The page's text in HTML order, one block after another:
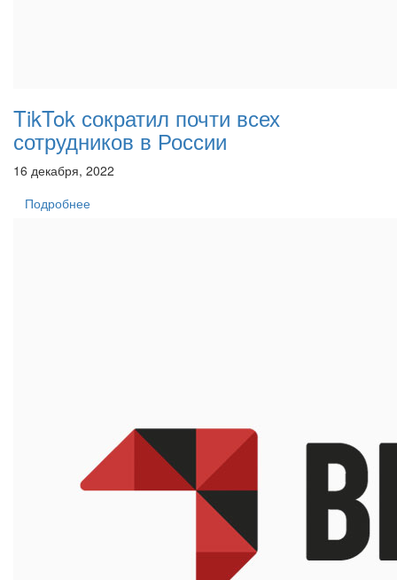
TikTok сократил почти всех
сотрудников в России
16 декабря, 2022
Подробнее